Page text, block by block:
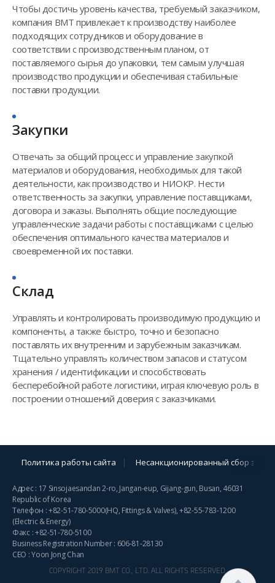
Чтобы достичь уровень качества, требуемый заказчиком,
компания BMT привлекает к производству наиболее
подходящих сотрудников и оборудование в
соответствии с производственным планом, от
поставляемого сырья до упаковки, тем самым улучшая
производство продукции и обеспечивая стабильные
поставки продукции.
Закупки
Отвечать за общий процесс и управление закупкой
материалов и оборудования, необходимых для такой
деятельности, как производство и НИОКР. Нести
ответственность за закупки, управление поставщиками,
договора и заказы. Выполнять общие последующие
управленческие задачи работы с поставщиками с целью
обеспечения оптимального качества материалов и
своевременной их поставки.
Склад
Управлять и контролировать производимую продукцию и
компоненты, а также быстро, точно и безопасно
поставлять их внутренним и зарубежным заказчикам.
Тщательно управлять количеством запасов и статусом
хранения / идентификации и способствовать
бесперебойной работе логистики, играя ключевую роль в
построении отношений доверия с заказчиками.
Политика работы сайта Несанкционированный сбор
Адрес : 17 Sinsojaesandan 2-ro, Jangan-eup, Gijang-gun, Busan, 46031
Republic of Korea
Телефон :+82-51-780-5000(HQ, Fittings & Valves),+82-55-783-1200
(Electric & Energy)
Факс : +82-51-780-5100
Business Registration Number : 606-81-28130
CEO : Yoon Jong Chan
COPYRIGHT 2019 BMT CO., LTD. ALL RIGHTS RESERVED.